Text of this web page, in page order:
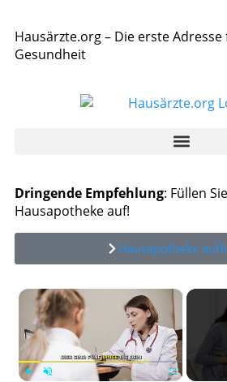
Hausärzte.org – Die erste
Gesundheit
Dringende Empfehlung: Füllen
Hausapotheke auf!
Hausapotheke
×